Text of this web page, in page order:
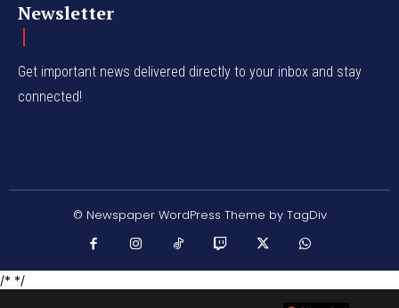
Newsletter
Get important news delivered directly to your inbox and stay
connected!
© Newspaper WordPress Theme by TagDiv
/* */